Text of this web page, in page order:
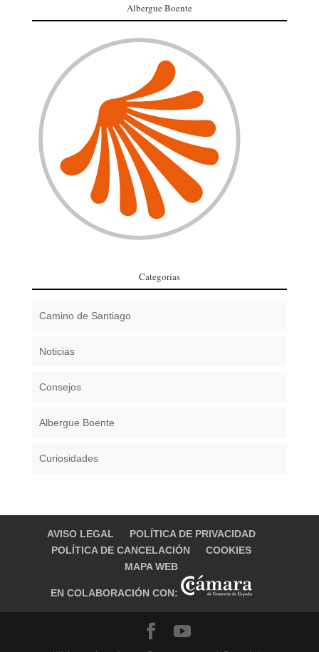
Albergue Boente
Categorías
Camino de Santiago
Noticias
Consejos
Albergue Boente
Curiosidades
AVISO LEGAL
POLÍTICA DE PRIVACIDAD
POLÍTICA DE CANCELACIÓN
COOKIES
MAPA WEB
EN COLABORACIÓN CON: